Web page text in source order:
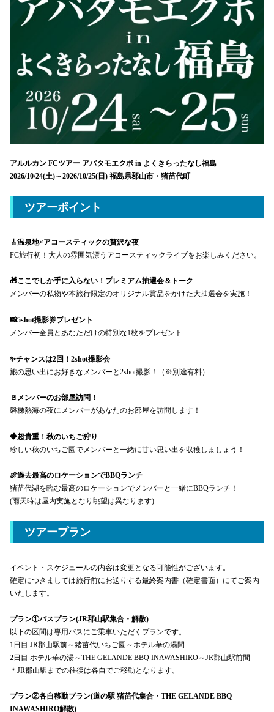
アルルカン FCツアー アバタモエクボ in よくきらったなし福島
2026/10/24(土)～2026/10/25(日) 福島県郡山市・猪苗代町
ツアーポイント
🎸温泉地×アコースティックの贅沢な夜
FC旅行初！大人の雰囲気漂うアコースティックライブをお楽しみください。
🎁ここでしか手に入らない！プレミアム抽選会＆トーク
メンバーの私物や本旅行限定のオリジナル賞品をかけた大抽選会を実施！
📸5shot撮影券プレゼント
メンバー全員とあなただけの特別な1枚をプレゼント
✨チャンスは2回！2shot撮影会
旅の思い出にお好きなメンバーと2shot撮影！（※別途有料）
🚪メンバーのお部屋訪問！
磐梯熱海の夜にメンバーがあなたのお部屋を訪問します！
🍓超貴重！秋のいちご狩り
珍しい秋のいちご園でメンバーと一緒に甘い思い出を収穫しましょう！
🍖過去最高のロケーションでBBQランチ
猪苗代湖を臨む最高のロケーションでメンバーと一緒にBBQランチ！
(雨天時は屋内実施となり眺望は異なります)
ツアープラン
イベント・スケジュールの内容は変更となる可能性がございます。
確定につきましては旅行前にお送りする最終案内書（確定書面）にてご案内
いたします。
プラン①バスプラン(JR郡山駅集合・解散)
以下の区間は専用バスにご乗車いただくプランです。
1日目 JR郡山駅前～猪苗代いちご園～ホテル華の湯間
2日目 ホテル華の湯～THE GELANDE BBQ INAWASHIRO～JR郡山駅前間
＊JR郡山駅までの往復は各自でご移動となります。
プラン②各自移動プラン(道の駅 猪苗代集合・THE GELANDE BBQ
INAWASHIRO解散)